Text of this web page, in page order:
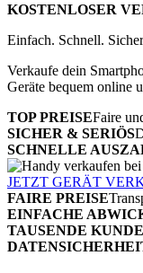
KOSTENLOSER
Einfach. Schnell.
Verkaufe dein
Geräte bequem online
TOP PREISEFaire
SICHER & SERIÖS
SCHNELLE
JETZT GERÄT
FAIRE PREISE
EINFACHE
TAUSENDE